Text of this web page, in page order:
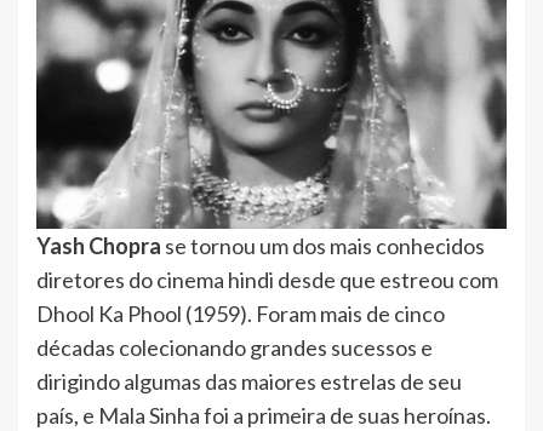
Yash Chopra se tornou um dos mais conhecidos
diretores do cinema hindi desde que estreou com
Dhool Ka Phool (1959). Foram mais de cinco
décadas colecionando grandes sucessos e
dirigindo algumas das maiores estrelas de seu
país, e Mala Sinha foi a primeira de suas heroínas.